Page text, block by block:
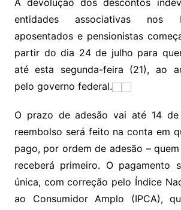
A devolução dos descontos
entidades associativas nos
aposentados e pensionistas
partir do dia 24 de julho para
até esta segunda-feira (21), ao
pelo governo federal.
O prazo de adesão vai até 14
reembolso será feito na conta em
pago, por ordem de adesão –
receberá primeiro. O pagamento
única, com correção pelo Índice
ao Consumidor Amplo (IPCA),